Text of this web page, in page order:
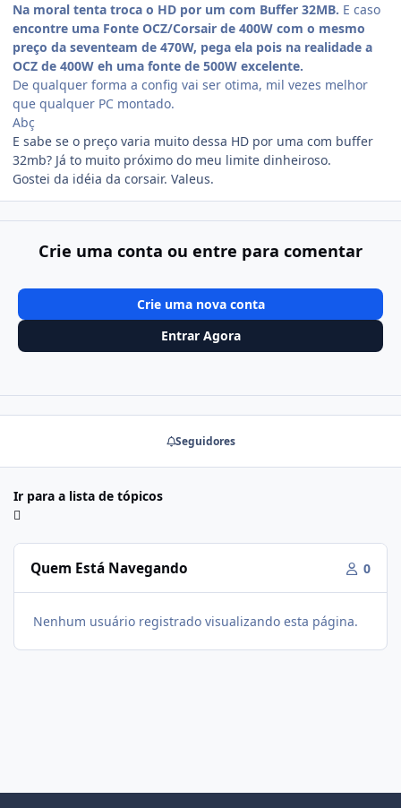
Na moral tenta troca o HD por um com Buffer 32MB. E caso
encontre uma Fonte OCZ/Corsair de 400W com o mesmo
preço da seventeam de 470W, pega ela pois na realidade a
OCZ de 400W eh uma fonte de 500W excelente.
De qualquer forma a config vai ser otima, mil vezes melhor
que qualquer PC montado.
Abç
E sabe se o preço varia muito dessa HD por uma com buffer
32mb? Já to muito próximo do meu limite dinheiroso.
Gostei da idéia da corsair. Valeus.
Crie uma conta ou entre para comentar
Crie uma nova conta
Entrar Agora
Seguidores
Ir para a lista de tópicos
Quem Está Navegando 0
Nenhum usuário registrado visualizando esta página.